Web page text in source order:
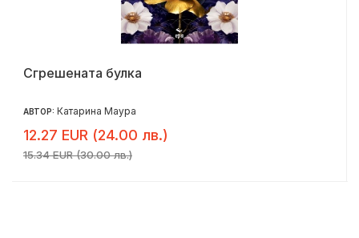
Сгрешената булка
АВТОР: Катарина Маура
12.27 EUR (24.00 лв.)
15.34 EUR (30.00 лв.)